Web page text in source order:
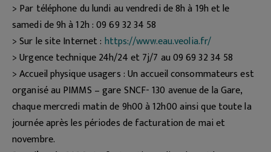
> Par téléphone du lundi au vendredi de 8h à 19h et le
samedi de 9h à 12h : 09 69 32 34 58
> Sur le site Internet : https://www.eau.veolia.fr/
> Urgence technique 24h/24 et 7j/7 au 09 69 32 34 58
> Accueil physique usagers : Un accueil consommateurs est
organisé au PIMMS – gare SNCF- 130 avenue de la Gare,
chaque mercredi matin de 9h00 à 12h00 ainsi que toute la
journée après les périodes de facturation de mai et
novembre.